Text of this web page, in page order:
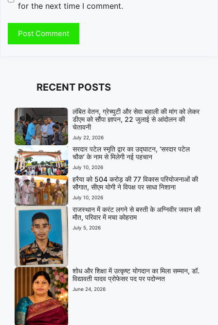
for the next time I comment.
RECENT POSTS
लंबित वेतन, ग्रेच्युटी और सेवा बहाली की मांग को लेकर
डीएम को सौंपा ज्ञापन, 22 जुलाई से आंदोलन की
चेतावनी
July 22, 2026
सरदार पटेल स्मृति द्वार का उद्घाटन, ‘सरदार पटेल
चौक’ के नाम से मिलेगी नई पहचान
July 10, 2026
हरैया को 504 करोड़ की 77 विकास परियोजनाओं की
सौगात, सीएम योगी ने विपक्ष पर साधा निशाना
July 10, 2026
राजस्थान में करंट लगने से बस्ती के अग्निवीर जवान की
मौत, परिवार में मचा कोहराम
July 5, 2026
शोध और शिक्षा में उत्कृष्ट योगदान का मिला सम्मान, डॉ.
विद्यावती यादव प्रोफेसर पद पर पदोन्नत
June 24, 2026